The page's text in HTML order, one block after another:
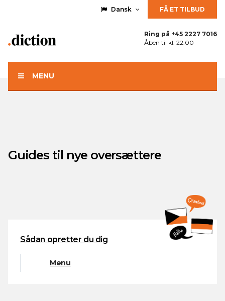
Dansk FÅ ET TILBUD
Ring på +45 2227 7016
Åben til kl. 22.00
MENU
Guides til nye oversættere
Sådan opretter du dig
Menu